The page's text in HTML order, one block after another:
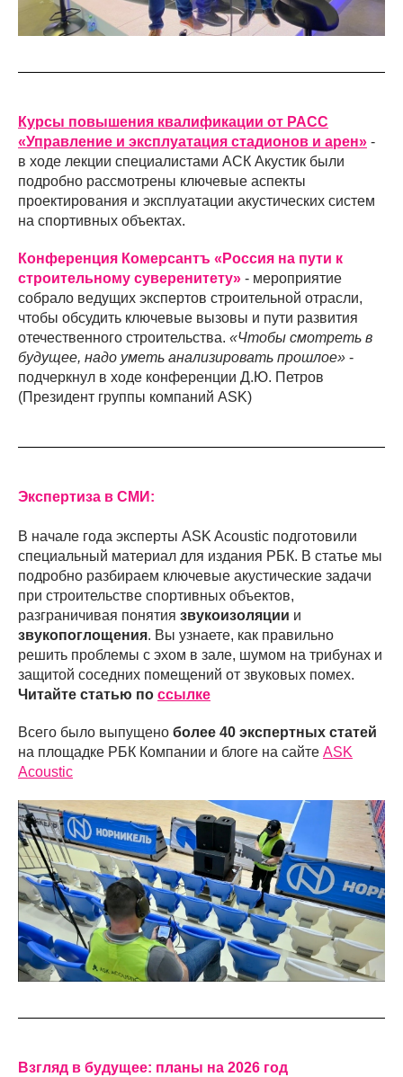
Курсы повышения квалификации от РАСС
«Управление и эксплуатация стадионов и арен» -
в ходе лекции специалистами АСК Акустик были
подробно рассмотрены ключевые аспекты
проектирования и эксплуатации акустических систем
на спортивных объектах.
Конференция Комерсантъ «Россия на пути к
строительному суверенитету» - мероприятие
собрало ведущих экспертов строительной отрасли,
чтобы обсудить ключевые вызовы и пути развития
отечественного строительства. «Чтобы смотреть в
будущее, надо уметь анализировать прошлое» -
подчеркнул в ходе конференции Д.Ю. Петров
(Президент группы компаний ASK)
Экспертиза в СМИ:
В начале года эксперты ASK Acoustic подготовили
специальный материал для издания РБК. В статье мы
подробно разбираем ключевые акустические задачи
при строительстве спортивных объектов,
разграничивая понятия звукоизоляции и
звукопоглощения. Вы узнаете, как правильно
решить проблемы с эхом в зале, шумом на трибунах и
защитой соседних помещений от звуковых помех.
Читайте статью по ссылке
Всего было выпущено более 40 экспертных статей
на площадке РБК Компании и блоге на сайте ASK
Acoustic
Взгляд в будущее: планы на 2026 год